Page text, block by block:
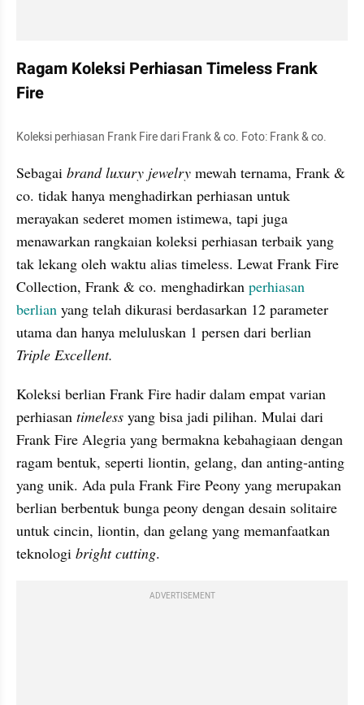
Ragam Koleksi Perhiasan Timeless Frank
Fire
Koleksi perhiasan Frank Fire dari Frank & co. Foto: Frank & co.
Sebagai brand luxury jewelry mewah ternama, Frank &
co. tidak hanya menghadirkan perhiasan untuk
merayakan sederet momen istimewa, tapi juga
menawarkan rangkaian koleksi perhiasan terbaik yang
tak lekang oleh waktu alias timeless. Lewat Frank Fire
Collection, Frank & co. menghadirkan perhiasan
berlian yang telah dikurasi berdasarkan 12 parameter
Triple Excellent.
Koleksi berlian Frank Fire hadir dalam empat varian
perhiasan timeless yang bisa jadi pilihan. Mulai dari
Frank Fire Alegria yang bermakna kebahagiaan dengan
ragam bentuk, seperti liontin, gelang, dan anting-anting
yang unik. Ada pula Frank Fire Peony yang merupakan
berlian berbentuk bunga peony dengan desain solitaire
untuk cincin, liontin, dan gelang yang memanfaatkan
teknologi bright cutting.
ADVERTISEMENT